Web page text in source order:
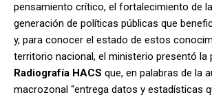
pensamiento crítico, el fortalecimiento de
generación de políticas públicas que
y, para conocer el estado de estos
territorio nacional, el ministerio presentó la
Radiografía HACS que, en palabras de la
macrozonal “entrega datos y estadísticas